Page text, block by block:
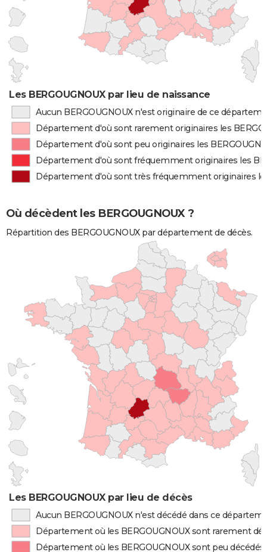
Les BERGOUGNOUX par lieu de naissance
Aucun BERGOUGNOUX n'est originaire de ce
Département d'où sont rarement originaires les
Département d'où sont peu originaires les
Département d'où sont fréquemment originaires les
Département d'où sont très fréquemment originaires
Où décèdent les BERGOUGNOUX ?
Répartition des BERGOUGNOUX par département de décès.
Les BERGOUGNOUX par lieu de décès
Aucun BERGOUGNOUX n'est décédé dans ce
Département où les BERGOUGNOUX sont rarement
Département où les BERGOUGNOUX sont peu décédés